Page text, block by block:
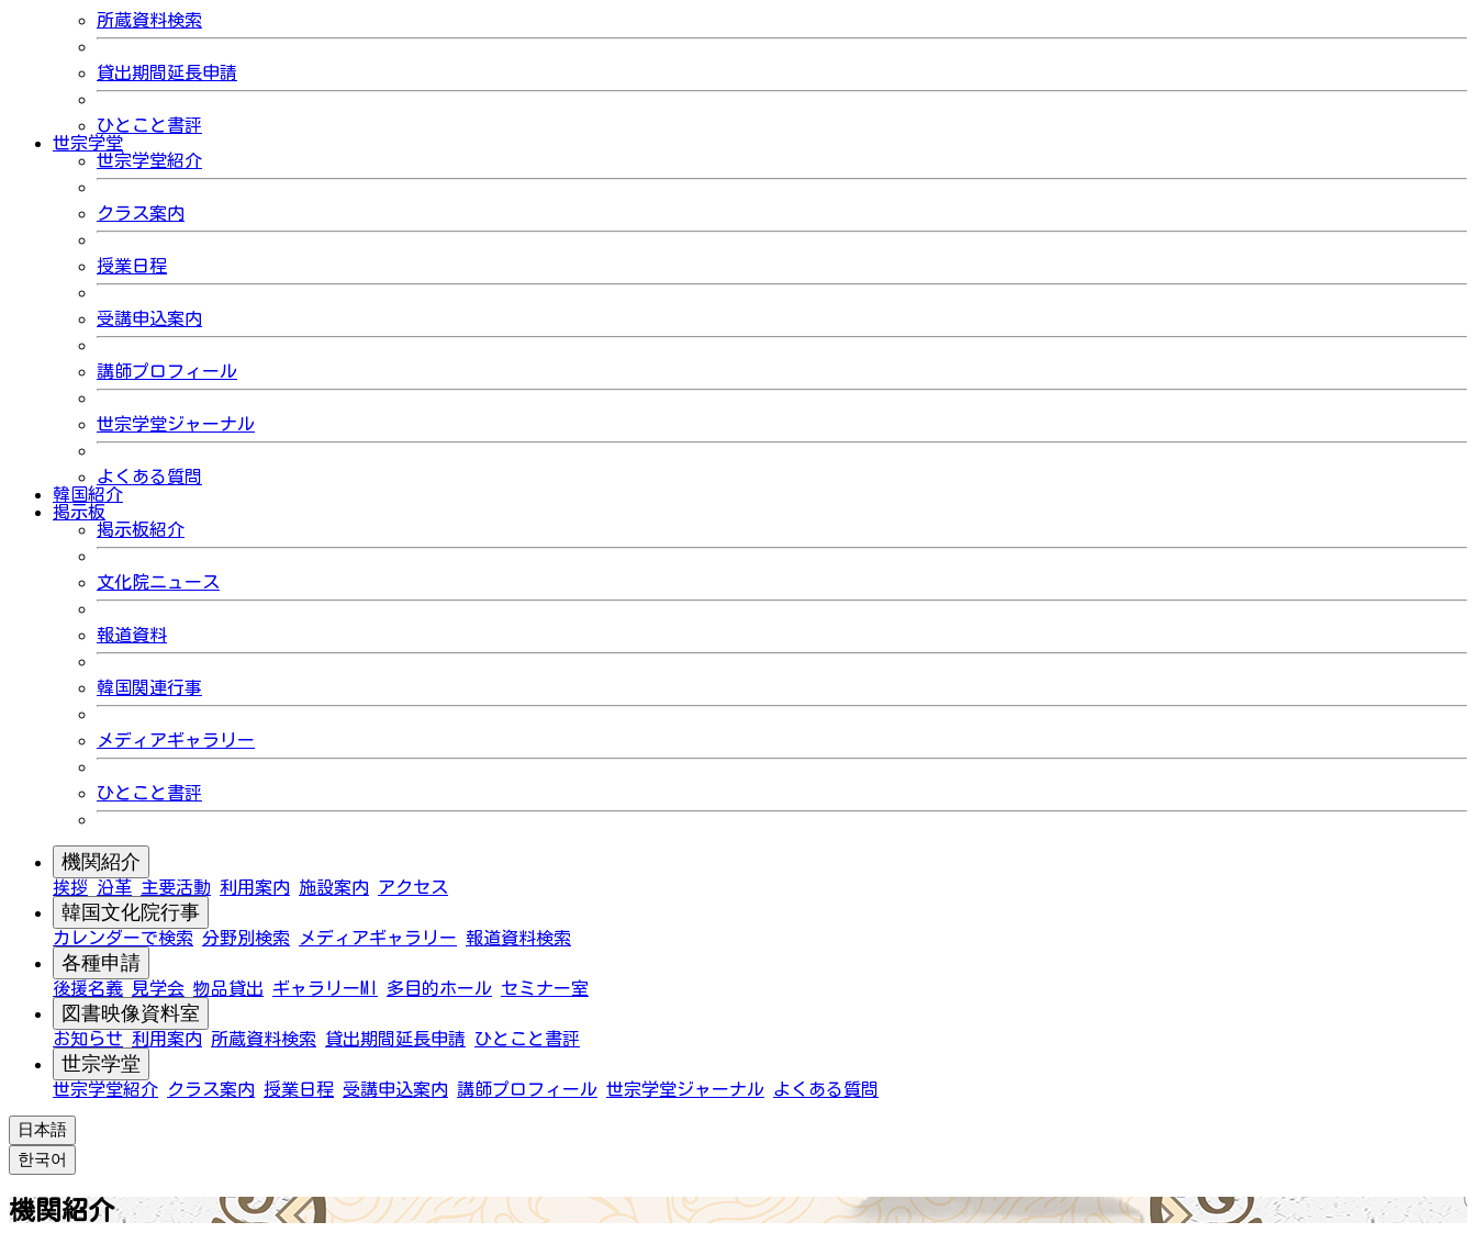
所蔵資料検索
貸出期間延長申請
ひとこと書評
世宗学堂
世宗学堂紹介
クラス案内
授業日程
受講申込案内
講師プロフィール
世宗学堂ジャーナル
よくある質問
韓国紹介
掲示板
掲示板紹介
文化院ニュース
報道資料
韓国関連行事
メディアギャラリー
ひとこと書評
機関紹介
挨拶 沿革 主要活動 利用案内 施設案内 アクセス
韓国文化院行事
カレンダーで検索 分野別検索 メディアギャラリー 報道資料検索
各種申請
後援名義 見学会 物品貸出 ギャラリーMI 多目的ホール セミナー室
図書映像資料室
お知らせ 利用案内 所蔵資料検索 貸出期間延長申請 ひとこと書評
世宗学堂
世宗学堂紹介 クラス案内 授業日程 受講申込案内 講師プロフィール 世宗学堂ジャーナル よくある質問
日本語
한국어
機関紹介